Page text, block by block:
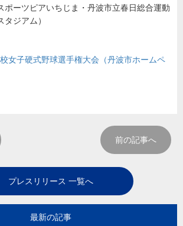
ーツピアいちじま・丹波市立春日総合運動
ジアム）
女子硬式野球選手権大会（丹波市ホームペ
プレスリリース 一覧へ
前の記事へ
最新の記事